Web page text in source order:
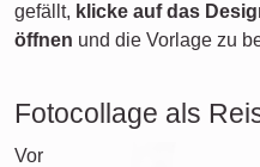
gefällt, klicke auf das
öffnen und die Vorlage zu
Fotocollage als
Vor